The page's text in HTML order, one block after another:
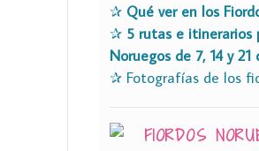
✰ Qué ver en los
✰ 5 rutas e itinerarios
Noruegos de 7, 14 y 21
✰ Fotografías de los
FIORDOS